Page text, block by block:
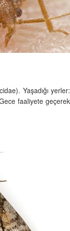
Yaşadığı yerler:
faaliyete geçerek